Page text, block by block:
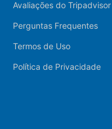
Avaliações do Tripadvisor
Perguntas Frequentes
Termos de Uso
Política de Privacidade